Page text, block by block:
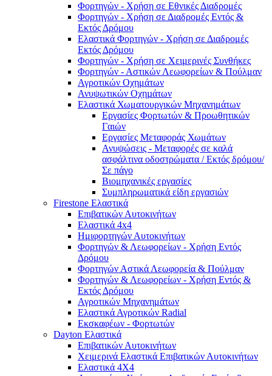
Φορτηγών - Χρήση σε Εθνικές Διαδρομές
Φορτηγών - Χρήση σε Διαδρομές Εντός &
Εκτός Δρόμου
Ελαστικά Φορτηγών - Χρήση σε Διαδρομές
Εκτός Δρόμου
Φορτηγών - Χρήση σε Χειμερινές Συνθήκες
Φορτηγών - Αστικών Λεωφορείων & Πούλμαν
Αγροτικών Οχημάτων
Ανυψωτικών Οχηµάτων
Ελαστικά Χωματουργικών Μηχανημάτων
Εργασίες Φορτωτών & Προωθητικών
Γαιών
Εργασίες Μεταφοράς Χωμάτων
Ανυψώσεις - Μεταφορές σε καλά
ασφάλτινα οδοστρώματα / Εκτός δρόμου/
Σε πάγο
Βιομηχανικές εργασίες
Συμπληρωματικά είδη εργασιών
Firestone Ελαστικά
Επιβατικών Αυτοκινήτων
Ελαστικά 4x4
Ημιφορτηγών Αυτοκινήτων
Φορτηγών & Λεωφορείων - Χρήση Εντός
Δρόμου
Φορτηγών Αστικά Λεωφορεία & Πούλμαν
Φορτηγών & Λεωφορείων - Χρήση Εντός &
Εκτός Δρόμου
Αγροτικών Μηχανημάτων
Ελαστικά Αγροτικών Radial
Εκσκαφέων - Φορτωτών
Dayton Ελαστικά
Επιβατικών Αυτοκινήτων
Χειμερινά Ελαστικά Επιβατικών Αυτοκινήτων
Ελαστικά 4Χ4